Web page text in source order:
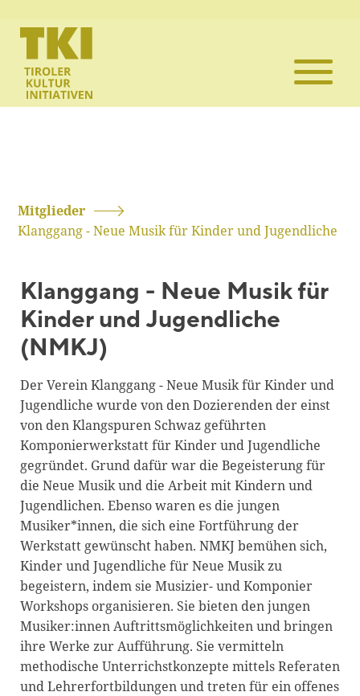
Mitglieder
Klanggang - Neue Musik für Kinder und Jugendliche
Klanggang - Neue Musik für
Kinder und Jugendliche
(NMKJ)
Der Verein Klanggang - Neue Musik für Kinder und
Jugendliche wurde von den Dozierenden der einst
von den Klangspuren Schwaz geführten
Komponierwerkstatt für Kinder und Jugendliche
gegründet. Grund dafür war die Begeisterung für
die Neue Musik und die Arbeit mit Kindern und
Jugendlichen. Ebenso waren es die jungen
Musiker*innen, die sich eine Fortführung der
Werkstatt gewünscht haben. NMKJ bemühen sich,
Kinder und Jugendliche für Neue Musik zu
begeistern, indem sie Musizier- und Komponier
Workshops organisieren. Sie bieten den jungen
Musiker:innen Auftrittsmöglichkeiten und bringen
ihre Werke zur Aufführung. Sie vermitteln
methodische Unterrichstkonzepte mittels Referaten
und Lehrerfortbildungen und treten für ein offenes
Die TKI
Mitglieder
Projekte
Infothek
Blackboard
Bibliothek
Presse
Newsletter
Glossar
Downloads
Suche